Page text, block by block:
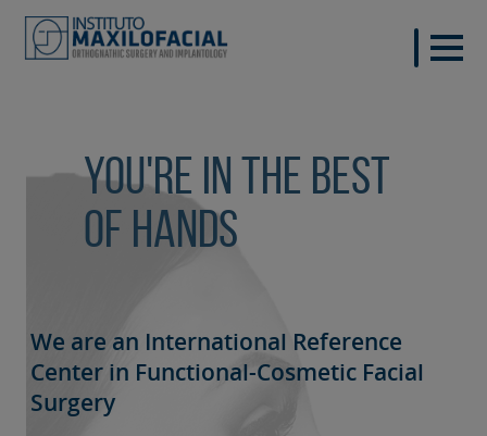
You're in the best
of hands
We are an International Reference
Center in Functional-Cosmetic Facial
Surgery